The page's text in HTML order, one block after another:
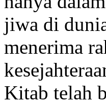
jiwa di
menerima
Kitab telah